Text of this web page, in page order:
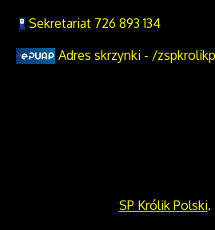
Sekretariat 726 893 134
Adres skrzynki - /
SP Królik Polski.